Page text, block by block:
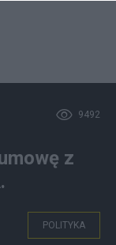
9492
z
POLITYKA